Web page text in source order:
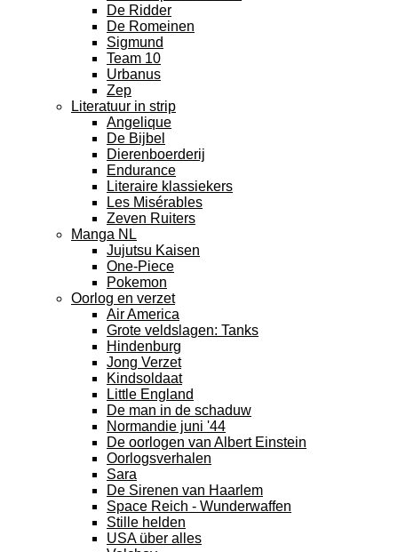
De Ridder
De Romeinen
Sigmund
Team 10
Urbanus
Zep
Literatuur in strip
Angelique
De Bijbel
Dierenboerderij
Endurance
Literaire klassiekers
Les Misérables
Zeven Ruiters
Manga NL
Jujutsu Kaisen
One-Piece
Pokemon
Oorlog en verzet
Air America
Grote veldslagen: Tanks
Hindenburg
Jong Verzet
Kindsoldaat
Little England
De man in de schaduw
Normandie juni '44
De oorlogen van Albert Einstein
Oorlogsverhalen
Sara
De Sirenen van Haarlem
Space Reich - Wunderwaffen
Stille helden
USA über alles